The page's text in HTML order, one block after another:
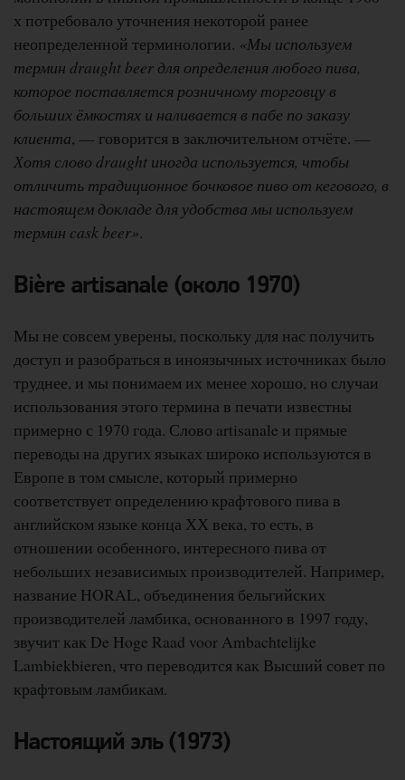
х потребовало уточнения некоторой ранее
неопределенной терминологии. «Мы используем
термин draught beer для определения любого пива,
которое поставляется розничному торговцу в
больших ёмкостях и наливается в пабе по заказу
клиента, — говорится в заключительном отчёте. —
Хотя слово draught иногда используется, чтобы
отличить традиционное бочковое пиво от кегового, в
настоящем докладе для удобства мы используем
термин cask beer».
Bière artisanale (около 1970)
Мы не совсем уверены, поскольку для нас получить
доступ и разобраться в иноязычных источниках было
труднее, и мы понимаем их менее хорошо, но случаи
использования этого термина в печати известны
примерно с 1970 года. Слово artisanale и прямые
переводы на других языках широко используются в
Европе в том смысле, который примерно
соответствует определению крафтового пива в
английском языке конца ХХ века, то есть, в
отношении особенного, интересного пива от
небольших независимых производителей. Например,
название HORAL, объединения бельгийских
производителей ламбика, основанного в 1997 году,
звучит как De Hoge Raad voor Ambachtelijke
Lambiekbieren, что переводится как Высший совет по
крафтовым ламбикам.
Настоящий эль (1973)